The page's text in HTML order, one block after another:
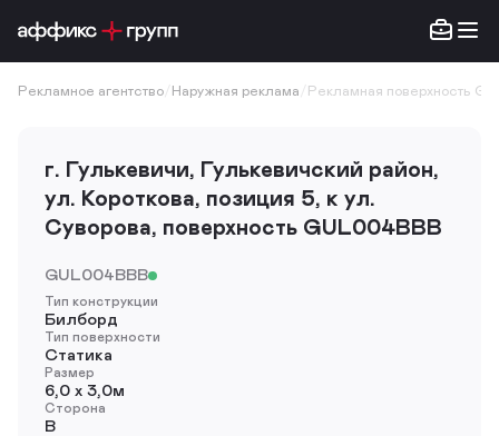
Рекламное агентство Наружная реклама Рекламная поверхность
г. Гулькевичи, Гулькевичский район,
ул. Короткова, позиция 5, к ул.
Суворова, поверхность GUL004BBB
GUL004BBB
Тип конструкции
Билборд
Тип поверхности
Статика
Размер
6,0 х 3,0м
Сторона
B